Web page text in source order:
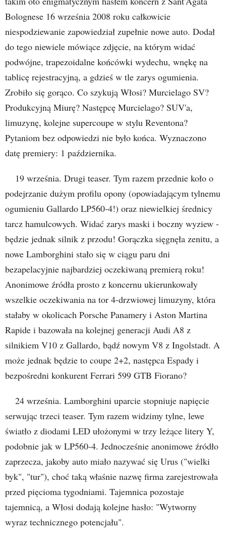
Bolognese 16 września 2008 roku całkowicie
niespodziewanie zapowiedział zupełnie nowe auto. Dodał
do tego niewiele mówiące zdjęcie, na którym widać
podwójne, trapezoidalne końcówki wydechu, wnękę na
tablicę rejestracyjną, a gdzieś w tle zarys ogumienia.
Zrobiło się gorąco. Co szykują Włosi? Murcielago SV?
Produkcyjną Miurę? Następcę Murcielago? SUV'a,
limuzynę, kolejne supercoupe w stylu Reventona?
Pytaniom bez odpowiedzi nie było końca. Wyznaczono
datę premiery: 1 października.
19 września. Drugi teaser. Tym razem przednie koło o
podejrzanie dużym profilu opony (opowiadającym tylnemu
ogumieniu Gallardo LP560-4!) oraz niewielkiej średnicy
tarcz hamulcowych. Widać zarys maski i boczny wyziew -
będzie jednak silnik z przodu! Gorączka sięgnęła zenitu, a
nowe Lamborghini stało się w ciągu paru dni
bezapelacyjnie najbardziej oczekiwaną premierą roku!
Anonimowe źródła prosto z koncernu ukierunkowały
wszelkie oczekiwania na tor 4-drzwiowej limuzyny, która
stałaby w okolicach Porsche Panamery i Aston Martina
Rapide i bazowała na kolejnej generacji Audi A8 z
silnikiem V10 z Gallardo, bądź nowym V8 z Ingolstadt. A
może jednak będzie to coupe 2+2, następca Espady i
bezpośredni konkurent Ferrari 599 GTB Fiorano?
24 września. Lamborghini uparcie stopniuje napięcie
serwując trzeci teaser. Tym razem widzimy tylne, lewe
światło z diodami LED ułożonymi w trzy leżące litery Y,
podobnie jak w LP560-4. Jednocześnie anonimowe źródło
zaprzecza, jakoby auto miało nazywać się Urus ("wielki
byk", "tur"), choć taką właśnie nazwę firma zarejestrowała
przed pięcioma tygodniami. Tajemnica pozostaje
tajemnicą, a Włosi dodają kolejne hasło: "Wytworny
wyraz technicznego potencjału".